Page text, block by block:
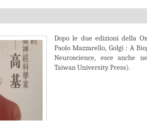
Dopo le due edizioni della
Paolo Mazzarello, Golgi : A
Neuroscience, esce anche
Taiwan University Press).